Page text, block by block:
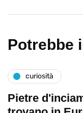
Potrebbe
curiosità
Pietre